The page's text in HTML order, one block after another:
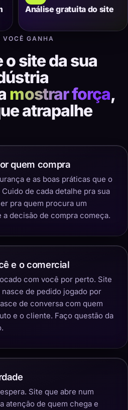
Análise gratuita do site
VOCÊ GANHA
o site da sua
mostrar força,
atrapalhe
quem compra
e as boas práticas que o
de cada detalhe pra sua
pra quem procura um
decisão de compra começa.
e o comercial
com você por perto. Site
de pedido jogado por
de conversa com quem
e o cliente. Faço questão da
Site que abre num
atenção de quem chega e